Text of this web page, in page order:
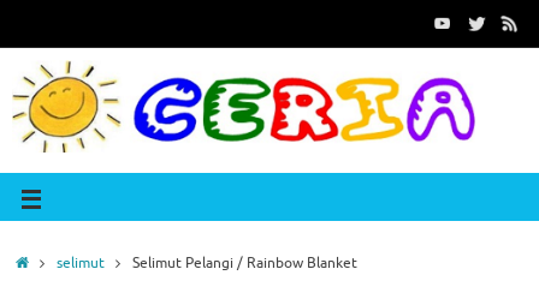
selimut Selimut Pelangi / Rainbow Blanket